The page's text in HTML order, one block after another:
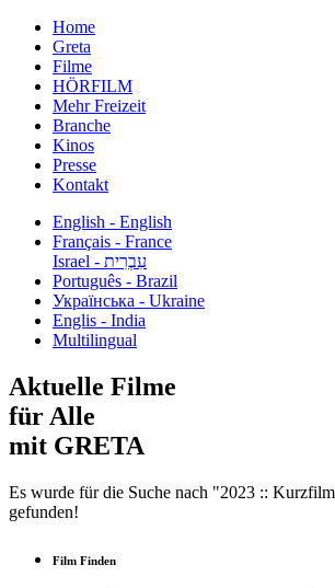
Home
Greta
Filme
HÖRFILM
Mehr Freizeit
Branche
Kinos
Presse
Kontakt
English - English
Français - France
עִבְרִית - Israel
Português - Brazil
Українська - Ukraine
Englis - India
Multilingual
Aktuelle Filme
für Alle
mit GRETA
Es wurde für die Suche nach "2023 ::
gefunden!
Film Finden